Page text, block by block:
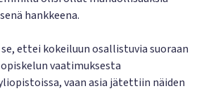
hankkeena.
ettei kokeiluun osallistuvia suoraan
vaatimuksesta
vaan asia jätettiin näiden